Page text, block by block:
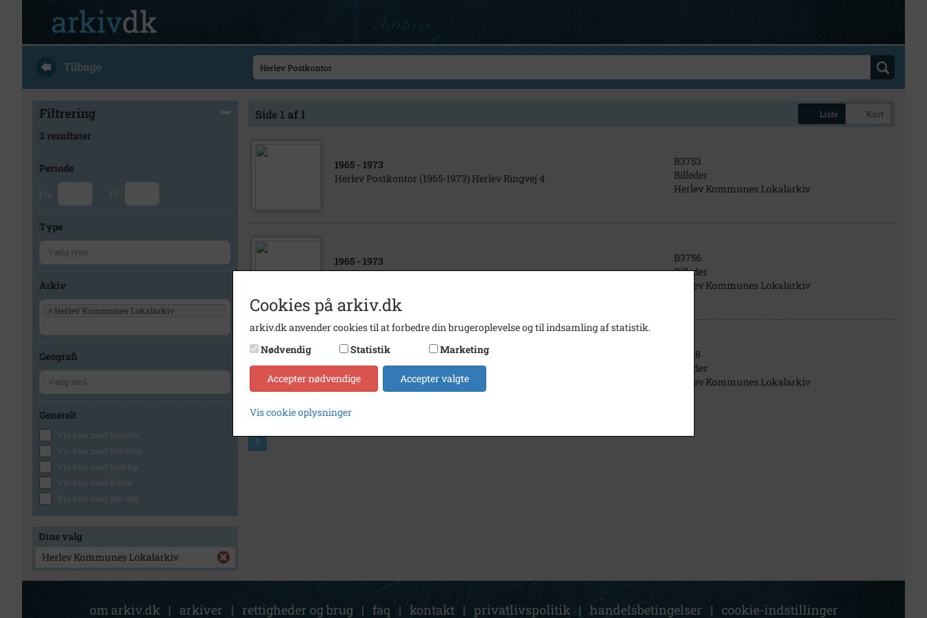
Tilbage
Filtrering
3 resultater
Periode
Fra Til
Type
Arkiv
× Herlev Kommunes Lokalarkiv
Geografi
Generelt
Vis kun med billeder
Vis kun med filmklip
Vis kun med lydklip
Vis kun med kilder
Vis kun med geo-tag
Dine valg
Herlev Kommunes Lokalarkiv
Side 1 af 1 Liste Kort
1965 - 1973
Herlev Postkontor (1965-1973) Herlev Ringvej 4
B3753
Billeder
Herlev Kommunes Lokalarkiv
1965 - 1973
Herlev Postkontor (1965-1973) Herlev Ringvej 4
B3756
Billeder
Herlev Kommunes Lokalarkiv
1949
Postkontor (1949) Herlev Torv 12
B1768
Billeder
Herlev Kommunes Lokalarkiv
1
om arkiv.dk | arkiver | rettigheder og brug | faq | kontakt | privatlivspolitik | handelsbetingelser | cookie-indstillinger
Cookies på arkiv.dk
arkiv.dk anvender cookies til at forbedre din brugeroplevelse og til indsamling af statistik.
Nødvendig
Statistik Marketing
Accepter nødvendige Accepter valgte
Vis cookie oplysninger